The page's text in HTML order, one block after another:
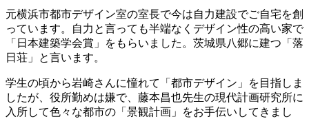
元横浜市都市デザイン室の室長で今は自力建設でご自宅を創
っています。自力と言っても半端なくデザイン性の高い家で
「日本建築学会賞」をもらいました。茨城県八郷に建つ「落
日荘」と言います。
学生の頃から岩崎さんに憧れて「都市デザイン」を目指しま
したが、役所勤めは嫌で、藤本昌也先生の現代計画研究所に
入所して色々な都市の「景観計画」をお手伝いしてきまし